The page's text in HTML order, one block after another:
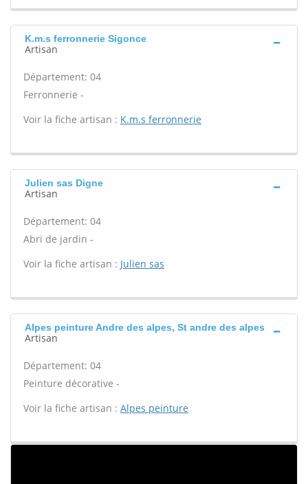
K.m.s ferronnerie Sigonce
Artisan
Département: 04
Ferronnerie -
Voir la fiche artisan : K.m.s ferronnerie
Julien sas Digne
Artisan
Département: 04
Abri de jardin -
Voir la fiche artisan : Julien sas
Alpes peinture Andre des alpes, St andre des alpes
Artisan
Département: 04
Peinture décorative -
Voir la fiche artisan : Alpes peinture